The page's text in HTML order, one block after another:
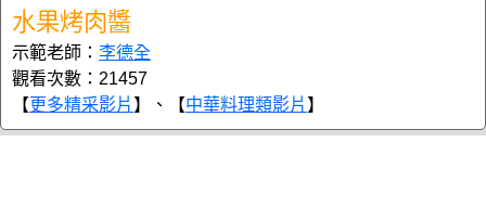
水果烤肉醬
示範老師： 李德全
觀看次數：21457
【更多精采影片 】、【中華料理類影片 】